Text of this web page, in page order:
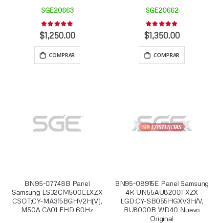
SGE20663
Rating:
0%
$1,250.00
COMPRAR
SGE20662
Rating:
0%
$1,350.00
COMPRAR
BN95-07748B Panel
Samsung LS32CM500ELXZX
CSOT;CY-MA315BGHV2H(V),
M50A CA01 FHD 60Hz
BN95-08915E Panel Samsung
4K UN55AU8200FXZX
LGD;CY-SB055HGXV3H/V,
BU8000B WD40 Nuevo
Original